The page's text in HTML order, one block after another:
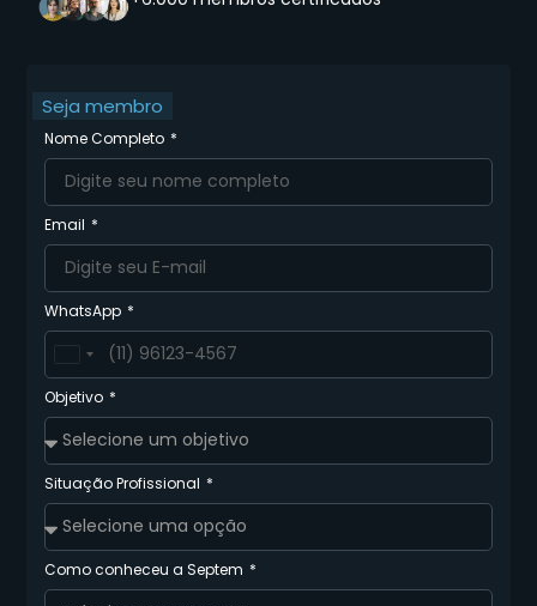
Seja membro
Nome Completo
Email
WhatsApp
Brazil
+55
Objetivo
Situação Profissional
Como conheceu a Septem